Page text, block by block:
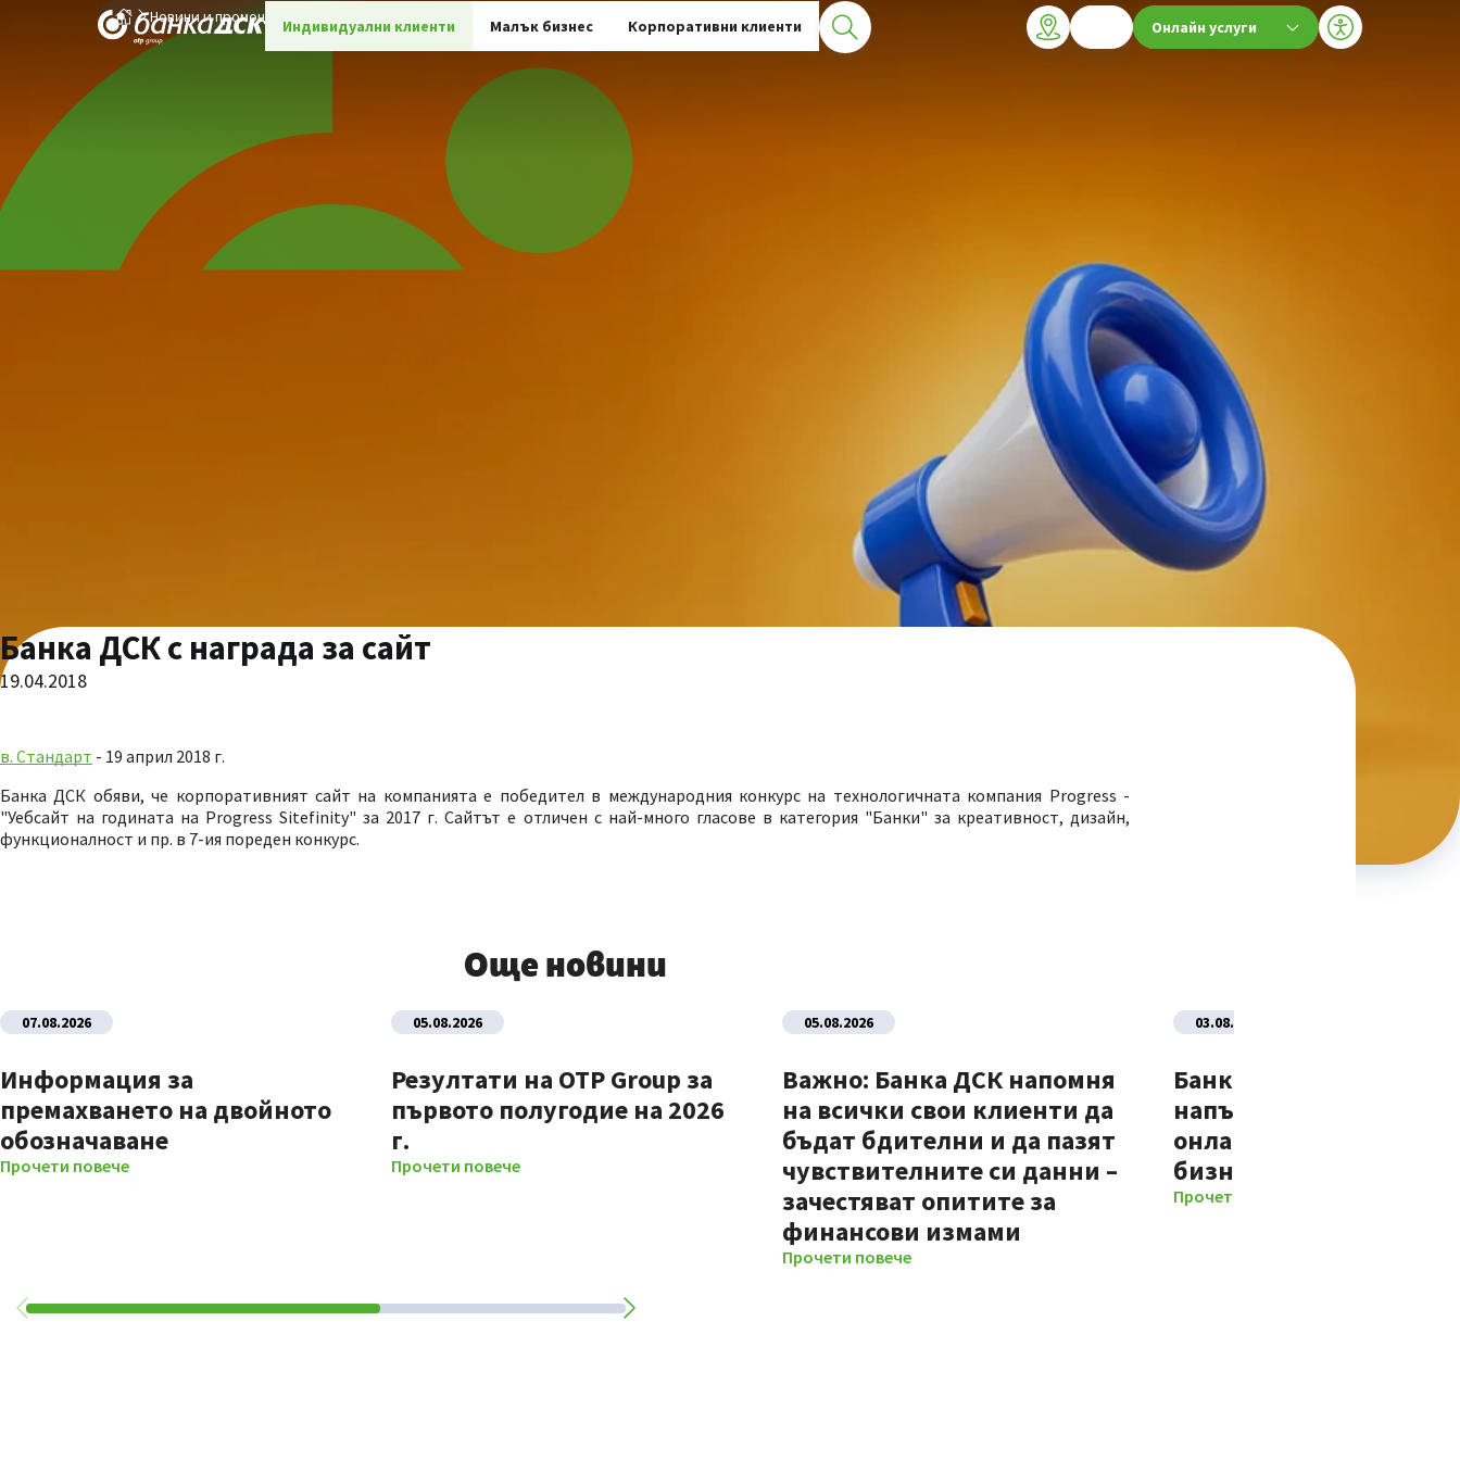
Индивидуални клиенти Малък бизнес Корпоративни клиенти Онлайн услуги
Новини и промоции
Банка ДСК с награда за сайт
19.04.2018
в. Стандарт - 19 април 2018 г.
Банка ДСК обяви, че корпоративният сайт на компанията е победител в международния конкурс на технологичната компания Progress -
"Уебсайт на годината на Progress Sitefinity" за 2017 г. Сайтът е отличен с най-много гласове в категория "Банки" за креативност, дизайн,
функционалност и пр. в 7-ия пореден конкурс.
Още новини
07.08.2026
Информация за
премахването на двойното
обозначаване
Прочети повече
05.08.2026
Резултати на OTP Group за
първото полугодие на 2026
г.
Прочети повече
05.08.2026
Важно: Банка ДСК напомня
на всички свои клиенти да
бъдат бдителни и да пазят
чувствителните си данни –
зачестяват опитите за
финансови измами
Прочети повече
03.08.2026
Банка ДСК стартира
напълно
онлайн процес за нови
бизнес клиенти
Прочети повече